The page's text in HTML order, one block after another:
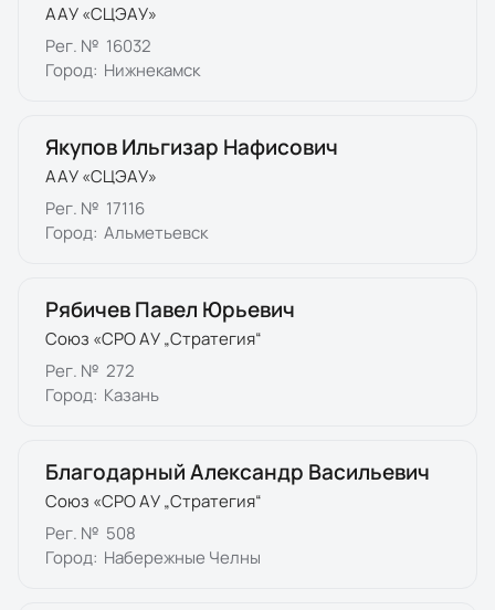
ААУ «СЦЭАУ»
Рег. № 16032
Город: Нижнекамск
Якупов Ильгизар Нафисович
ААУ «СЦЭАУ»
Рег. № 17116
Город: Альметьевск
Рябичев Павел Юрьевич
Союз «СРО АУ „Стратегия“
Рег. № 272
Город: Казань
Благодарный Александр Васильевич
Союз «СРО АУ „Стратегия“
Рег. № 508
Город: Набережные Челны